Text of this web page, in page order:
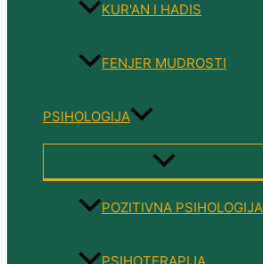
KUR'AN I HADIS
FENJER MUDROSTI
PSIHOLOGIJA
MENU
TOGGLE
POZITIVNA PSIHOLOGIJA